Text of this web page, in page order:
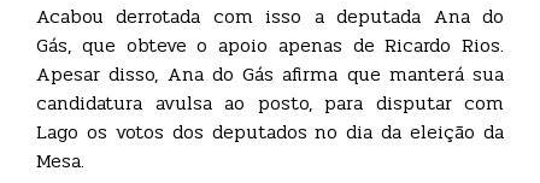
Acabou derrotada com isso a deputada Ana do
Gás, que obteve o apoio apenas de Ricardo Rios.
Apesar disso, Ana do Gás afirma que manterá sua
candidatura avulsa ao posto, para disputar com
Lago os votos dos deputados no dia da eleição da
Mesa.